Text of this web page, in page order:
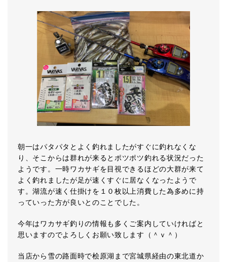
朝一はパタパタとよく釣れましたがすぐに釣れなくな
り、そこからは群れが来るとポツポツ釣れる状況だった
ようです。一時ワカサギを目視できるほどの大群が来て
よく釣れましたが足が速くすぐに居なくなったようで
す。湖流が速く仕掛けを１０枚以上消費した為多めに持
っていった方が良いとのことでした。
今年はワカサギ釣りの情報も多くご案内していければと
思いますのでよろしくお願い致します（＾ｖ＾）
当店から雪の路面時で桧原湖まで宮城県経由の東北道か